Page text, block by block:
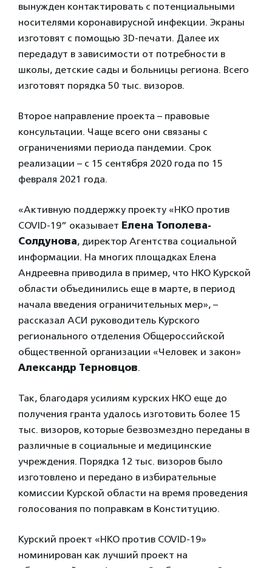
вынужден контактировать с потенциальными
носителями коронавирусной инфекции. Экраны
изготовят с помощью 3D-печати. Далее их
передадут в зависимости от потребности в
школы, детские сады и больницы региона. Всего
изготовят порядка 50 тыс. визоров.
Второе направление проекта – правовые
консультации. Чаще всего они связаны с
ограничениями периода пандемии. Срок
реализации – с 15 сентября 2020 года по 15
февраля 2021 года.
«Активную поддержку проекту «НКО против
COVID-19” оказывает Елена Тополева-
Солдунова, директор Агентства социальной
информации. На многих площадках Елена
Андреевна приводила в пример, что НКО Курской
области объединились еще в марте, в период
начала введения ограничительных мер», –
рассказал АСИ руководитель Курского
регионального отделения Общероссийской
общественной организации «Человек и закон»
Александр Терновцов.
Так, благодаря усилиям курских НКО еще до
получения гранта удалось изготовить более 15
тыс. визоров, которые безвозмездно переданы в
различные в социальные и медицинские
учреждения. Порядка 12 тыс. визоров было
изготовлено и передано в избирательные
комиссии Курской области на время проведения
голосования по поправкам в Конституцию.
Курский проект «НКО против COVID-19»
номинирован как лучший проект на